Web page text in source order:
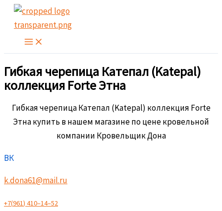
Перейти
содержимому
Гибкая черепица Катепал (Katepal)
коллекция Forte Этна
Гибкая черепица Катепал (Katepal) коллекция Forte
Этна купить в нашем магазине по цене кровельной
компании Кровельщик Дона
ВК
k.dona61@mail.ru
+7(961) 410–14–52